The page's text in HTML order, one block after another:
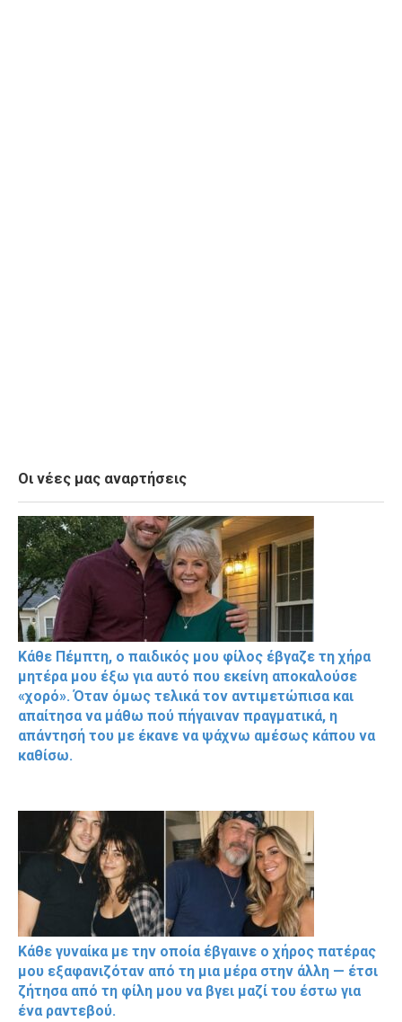
Οι νέες μας αναρτήσεις
Κάθε Πέμπτη, ο παιδικός μου φίλος έβγαζε τη χήρα
μητέρα μου έξω για αυτό που εκείνη αποκαλούσε
«χορό». Όταν όμως τελικά τον αντιμετώπισα και
απαίτησα να μάθω πού πήγαιναν πραγματικά, η
απάντησή του με έκανε να ψάχνω αμέσως κάπου να
καθίσω.
Κάθε γυναίκα με την οποία έβγαινε ο χήρος πατέρας
μου εξαφανιζόταν από τη μια μέρα στην άλλη — έτσι
ζήτησα από τη φίλη μου να βγει μαζί του έστω για
ένα ραντεβού.